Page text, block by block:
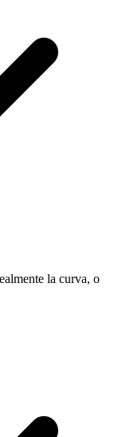
la curva, o